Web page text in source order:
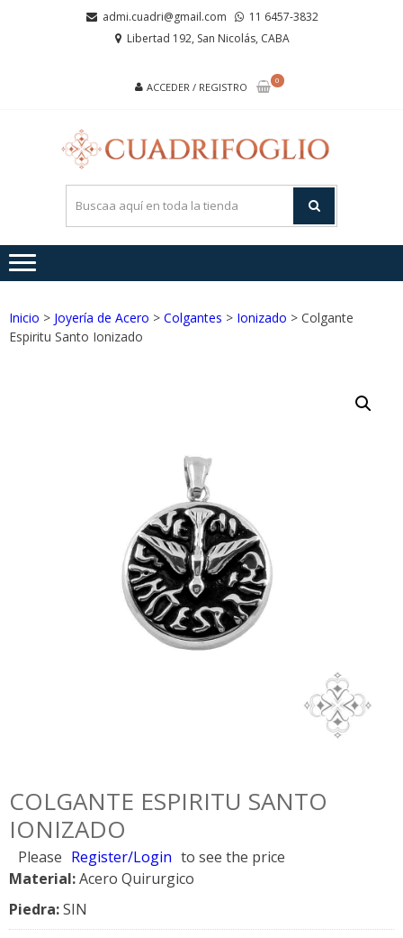
admi.cuadri@gmail.com
11 6457-3832
Libertad 192, San Nicolás, CABA
ACCEDER / REGISTRO
0
Inicio > Joyería de Acero > Colgantes > Ionizado > Colgante
Espiritu Santo Ionizado
COLGANTE ESPIRITU SANTO
IONIZADO
Please Register/Login to see the price
Material:Acero Quirurgico
Piedra:SIN